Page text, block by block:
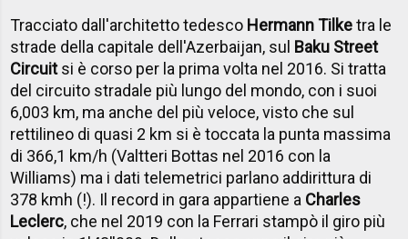
Tracciato dall'architetto tedesco Hermann Tilketra le
strade della capitale dell'Azerbaijan, sul Baku Street
Circuitsi è corso per la prima volta nel 2016. Si tratta
del circuito stradale più lungo del mondo, con i suoi
6,003 km, ma anche del più veloce, visto che sul
rettilineo di quasi 2 km si è toccata la punta massima
di 366,1 km/h (Valtteri Bottas nel 2016 con la
Williams) ma i dati telemetrici parlano addirittura di
378 kmh (!). Il record in gara appartiene a Charles
Leclerc, che nel 2019 con la Ferrari stampò il giro più